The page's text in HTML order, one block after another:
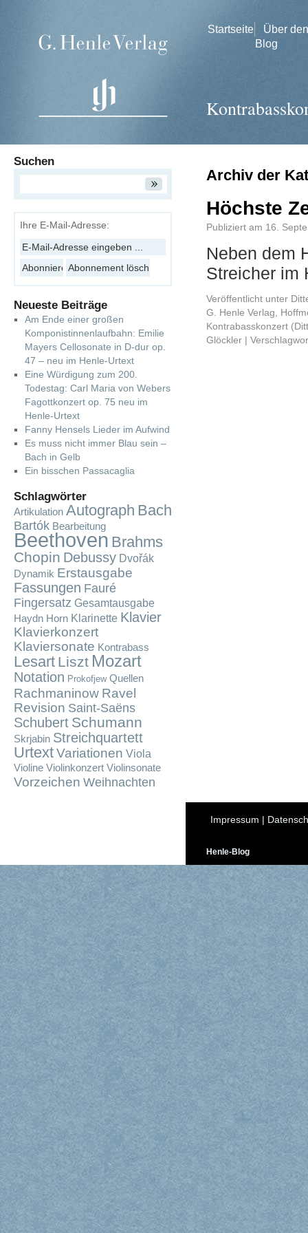
Startseite
Über den
Blog
Archiv der
Höchste
Publiziert am 16.
Neben dem
Streicher
Veröffentlicht unter
G. Henle Verlag
Kontrabasskonzert
Glöckler |
Suchen
Ihre E-Mail-Adresse:
Neueste Beiträge
Am Ende einer großen
Komponistinnenlaufbahn: Emilie
Mayers Cellosonate in D-dur op.
47 – neu im Henle-Urtext
Eine Würdigung zum 200.
Todestag: Carl Maria von Webers
Fagottkonzert op. 75 neu im
Henle-Urtext
Fanny Hensels Lieder im Aufwind
Es muss nicht immer Blau sein –
Bach in Gelb
Ein bisschen Passacaglia
Schlagwörter
Artikulation Autograph Bach
Bartók Bearbeitung
Beethoven Brahms
Chopin Debussy Dvořák
Dynamik Erstausgabe
Fassungen Fauré
Fingersatz Gesamtausgabe
Haydn Horn Klarinette Klavier
Klavierkonzert
Klaviersonate Kontrabass
Lesart Liszt Mozart
Notation Prokofjew Quellen
Rachmaninow Ravel
Revision Saint-Saëns
Schubert Schumann
Skrjabin Streichquartett
UrtextVariationen Viola
Violine Violinkonzert Violinsonate
Vorzeichen Weihnachten
Impressum |
Henle-Blog